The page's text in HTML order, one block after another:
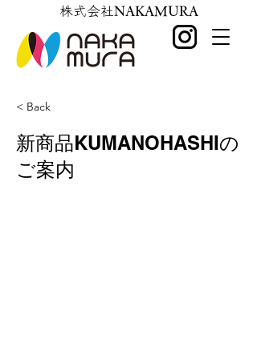
株式会社NAKAMURA
< Back
新商品KUMANOHASHIの
ご案内